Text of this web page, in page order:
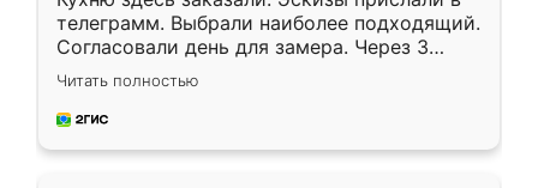
телеграмм. Выбрали наиболее подходящий.
Согласовали день для замера. Через 3
недели кухня была уже готова. Остались
довольны работой. Спасибо Ренессанс
мебель за качественную работу!
Читать полностью